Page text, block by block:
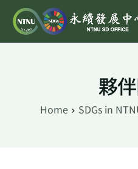
關於我們
永續資訊
夥
Home SDGs in